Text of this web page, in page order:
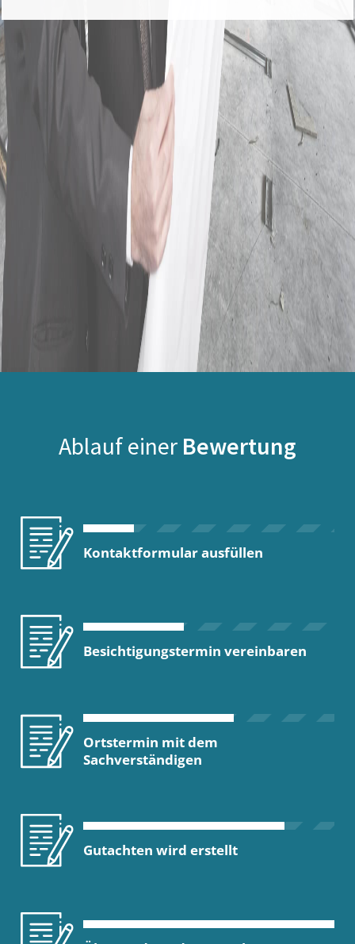
Ablauf einer Bewertung
Kontaktformular ausfüllen
Besichtigungstermin vereinbaren
Ortstermin mit dem
Sachverständigen
Gutachten wird erstellt